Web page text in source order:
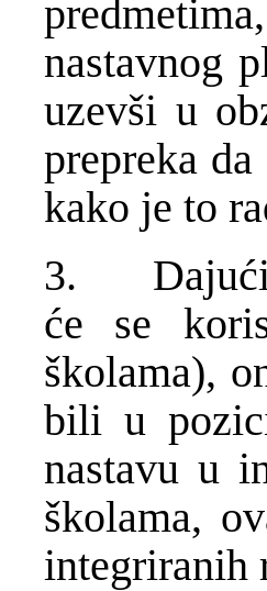
nastavnog
uzevši u
prepreka
kako je to
3. Dajući
će se
školama),
bili u
nastavu u
školama,
integriranih